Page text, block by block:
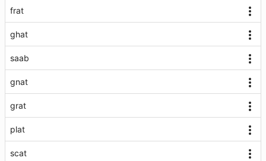
frat
ghat
saab
gnat
grat
plat
scat